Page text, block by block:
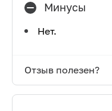
Минусы
Нет.
Отзыв полезен?